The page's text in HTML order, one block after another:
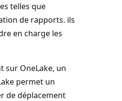
telles que
de rapports. ils
en charge les
sur OneLake, un
permet un
de déplacement